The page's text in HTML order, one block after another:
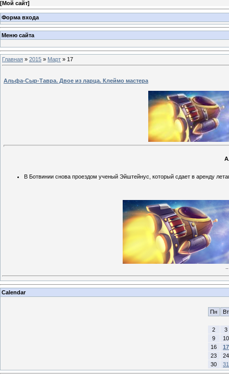
[Мой сайт]
Форма входа
Меню сайта
Главная » 2015 » Март » 17
Альфа-Сыр-Тавра. Двое из ларца. Клеймо мастера
В Ботвинии снова проездом ученый Эйштейнус, который сдает в аренду
Calendar
Пн Вт
2
3
9
10
16
17
23
24
30
31